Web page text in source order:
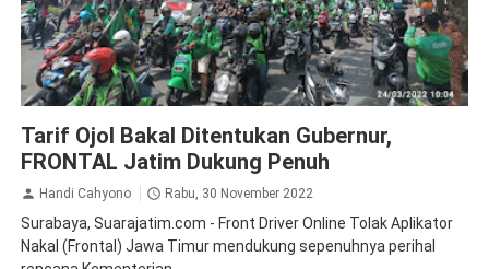
Tarif Ojol Bakal Ditentukan Gubernur,
FRONTAL Jatim Dukung Penuh
Handi Cahyono Rabu, 30 November 2022
Surabaya, Suarajatim.com - Front Driver Online Tolak Aplikator
Nakal (Frontal) Jawa Timur mendukung sepenuhnya perihal